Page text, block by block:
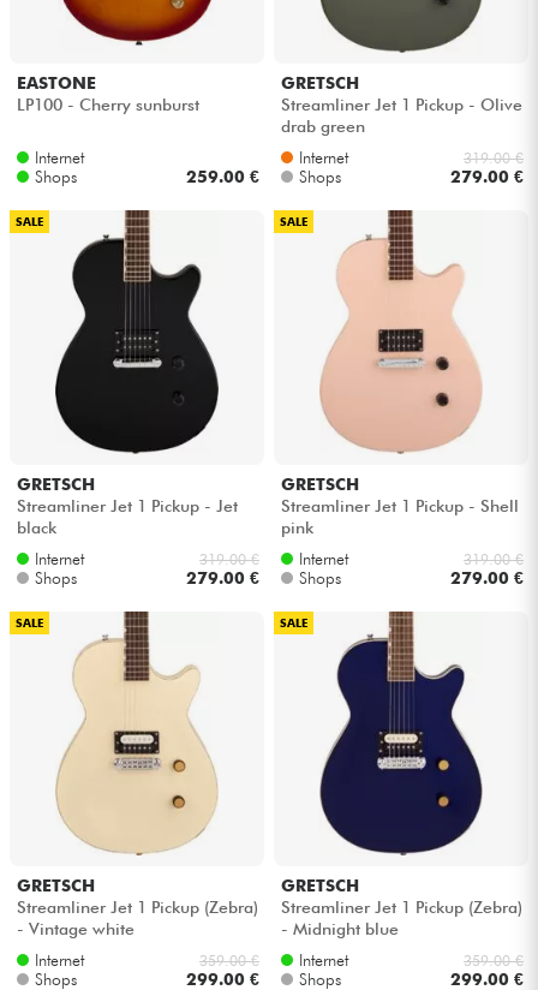
EASTONE
LP100 - Cherry sunburst
Internet
Shops
259.00 €
GRETSCH
Streamliner Jet 1 Pickup - Olive
drab green
Internet
Shops
319.00 €
279.00 €
SALE
GRETSCH
Streamliner Jet 1 Pickup - Jet
black
Internet
Shops
319.00 €
279.00 €
SALE
GRETSCH
Streamliner Jet 1 Pickup - Shell
pink
Internet
Shops
319.00 €
279.00 €
SALE
GRETSCH
Streamliner Jet 1 Pickup (Zebra)
- Vintage white
Internet
Shops
359.00 €
299.00 €
SALE
GRETSCH
Streamliner Jet 1 Pickup (Zebra)
- Midnight blue
Internet
Shops
359.00 €
299.00 €